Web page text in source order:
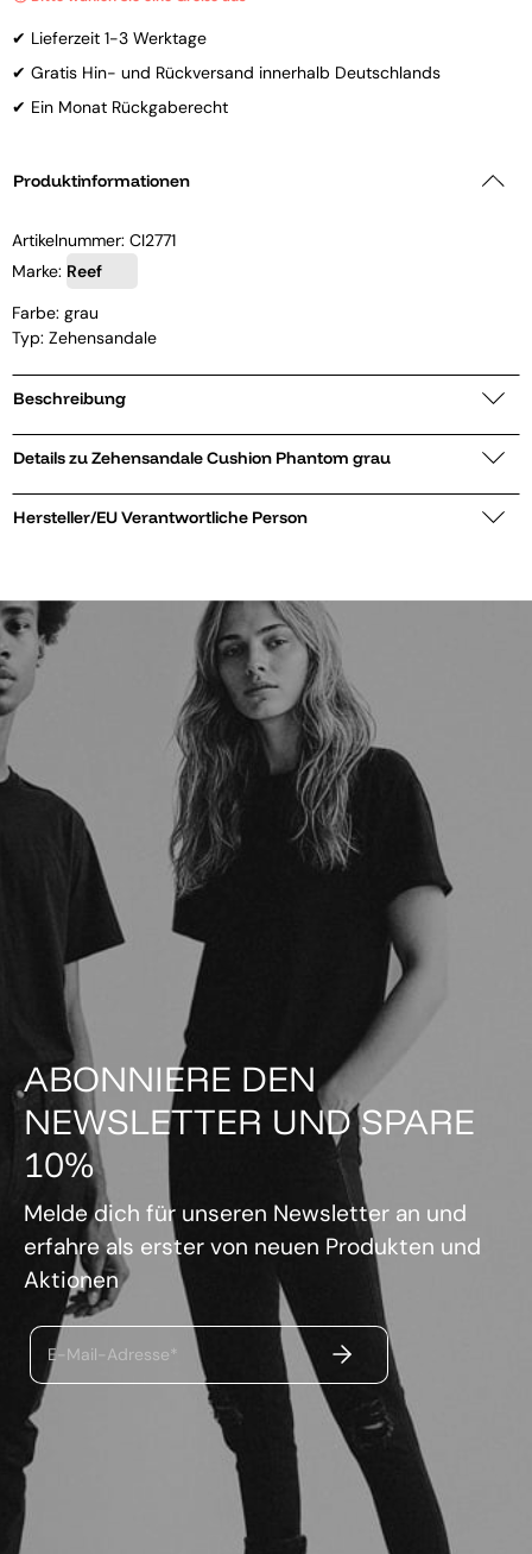
✔ Lieferzeit 1-3 Werktage
✔ Gratis Hin- und Rückversand innerhalb Deutschlands
✔ Ein Monat Rückgaberecht
Produktinformationen
Artikelnummer: CI2771
Marke: Reef
Farbe: grau
Typ: Zehensandale
Beschreibung
Details zu Zehensandale Cushion Phantom grau
Hersteller/EU Verantwortliche Person
ABONNIERE DEN
NEWSLETTER UND SPARE
10%
Melde dich für unseren Newsletter an und
erfahre als erster von neuen Produkten und
Aktionen
E-Mail-Adresse* ABSENDEN